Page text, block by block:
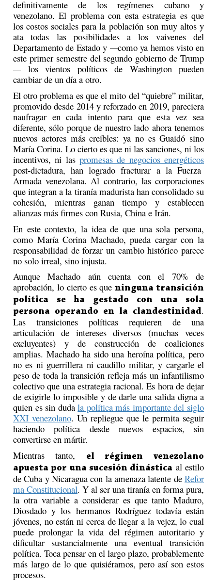
definitivamente de los regímenes cubano y
venezolano. El problema con esta estrategia es que
los costos sociales para la población son muy altos y
ata todas las posibilidades a los vaivenes del
Departamento de Estado y —como ya hemos visto en
este primer semestre del segundo gobierno de Trump
—
los vientos políticos de Washington pueden
cambiar de un día a otro.
El otro problema es que el mito del “quiebre” militar,
promovido desde 2014 y reforzado en 2019, pareciera
naufragar en cada intento para que esta vez sea
diferente, sólo porque de nuestro lado ahora tenemos
nuevos actores más creíbles: ya no es Guaidó sino
María Corina. Lo cierto es que ni las sanciones, ni los
incentivos, ni las promesas de negocios energéticos
post-dictadura, han logrado fracturar a la Fuerza
Armada venezolana. Al contrario, las corporaciones
que integran a la tiranía madurista han consolidado su
cohesión, mientras ganan tiempo y establecen
alianzas más firmes con Rusia, China e Irán.
En este contexto, la idea de que una sola persona,
como María Corina Machado, pueda cargar con la
responsabilidad de forzar un cambio histórico parece
no solo irreal, sino injusta.
Aunque Machado aún cuenta con el 70% de
aprobación, lo cierto es que ninguna transición
política se ha gestado con una sola
persona operando en la clandestinidad.
Las transiciones políticas requieren de una
articulación de intereses diversos (muchas veces
excluyentes) y de construcción de coaliciones
amplias. Machado ha sido una heroína política, pero
no es ni guerrillera ni caudillo militar, y cargarle el
peso de toda la transición refleja más un infantilismo
colectivo que una estrategia racional. Es hora de dejar
de exigirle lo imposible y de darle una salida digna a
quien es sin dudala política más importante del siglo
XXI venezolano. Un repliegue que le permita seguir
haciendo política desde nuevos espacios, sin
convertirse en mártir.
Mientras tanto,
el régimen venezolano
apuesta por una sucesión dinástica al estilo
de Cuba y Nicaragua con la amenaza latente de Refor
ma Constitucional. Y al ser una tiranía en forma pura,
la otra variable a considerar es que tanto Maduro,
Diosdado y los hermanos Rodríguez todavía están
jóvenes, no están ni cerca de llegar a la vejez, lo cual
puede prolongar la vida del régimen autoritario y
dificultar sustancialmente una eventual transición
política. Toca pensar en el largo plazo, probablemente
más largo de lo que quisiéramos, pero así son estos
procesos.